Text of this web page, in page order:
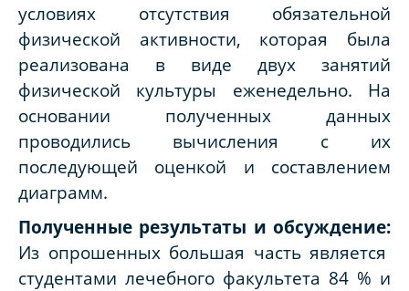
условиях отсутствия обязательной
физической активности, которая была
реализована в виде двух занятий
физической культуры еженедельно. На
основании полученных данных
проводились вычисления с их
последующей оценкой и составлением
диаграмм.
Полученные результаты и обсуждение:
Из опрошенных большая часть является
студентами лечебного факультета 84 % и